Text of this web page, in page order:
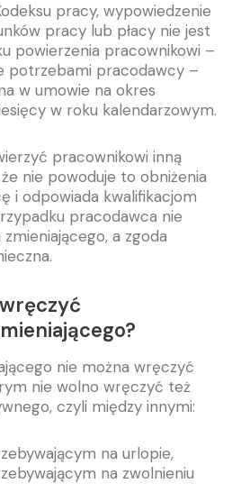
pracy, wypowiedzenie
pracy lub płacy nie jest
powierzenia pracownikowi –
potrzebami pracodawcy –
w umowie na okres
w roku kalendarzowym.
pracownikowi inną
nie powoduje to obniżenia
i odpowiada kwalifikacjom
pracodawca nie
a zgoda
nie można wręczyć
nie wolno wręczyć też
czyli między innymi:
na urlopie,
na zwolnieniu